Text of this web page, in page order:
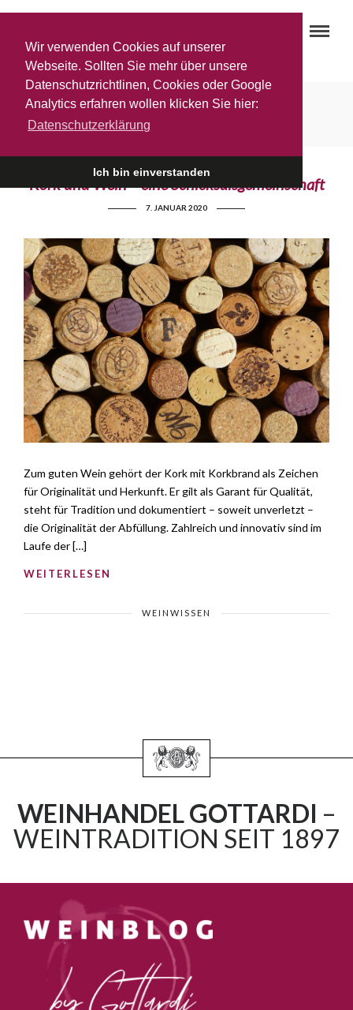
Wir verwenden Cookies auf unserer
Webseite. Sollten Sie mehr über unsere
Datenschutzrichtlinen, Cookies oder Google
Analytics erfahren wollen klicken Sie hier:
Datenschutzerklärung
Ich bin einverstanden
Korkeiche
Kork und Wein – eine Schicksalsgemeinschaft
7. JANUAR 2020
Zum guten Wein gehört der Kork mit Korkbrand als Zeichen
für Originalität und Herkunft. Er gilt als Garant für Qualität,
steht für Tradition und dokumentiert – soweit unverletzt –
die Originalität der Abfüllung. Zahlreich und innovativ sind im
Laufe der […]
WEITERLESEN
WEINWISSEN
WEINHANDEL GOTTARDI –
WEINTRADITION SEIT 1897